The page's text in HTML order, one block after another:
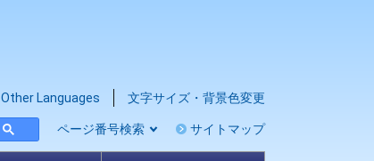
Other Languages 文字サイズ・背景色変更
ページ番号検索 サイトマップ